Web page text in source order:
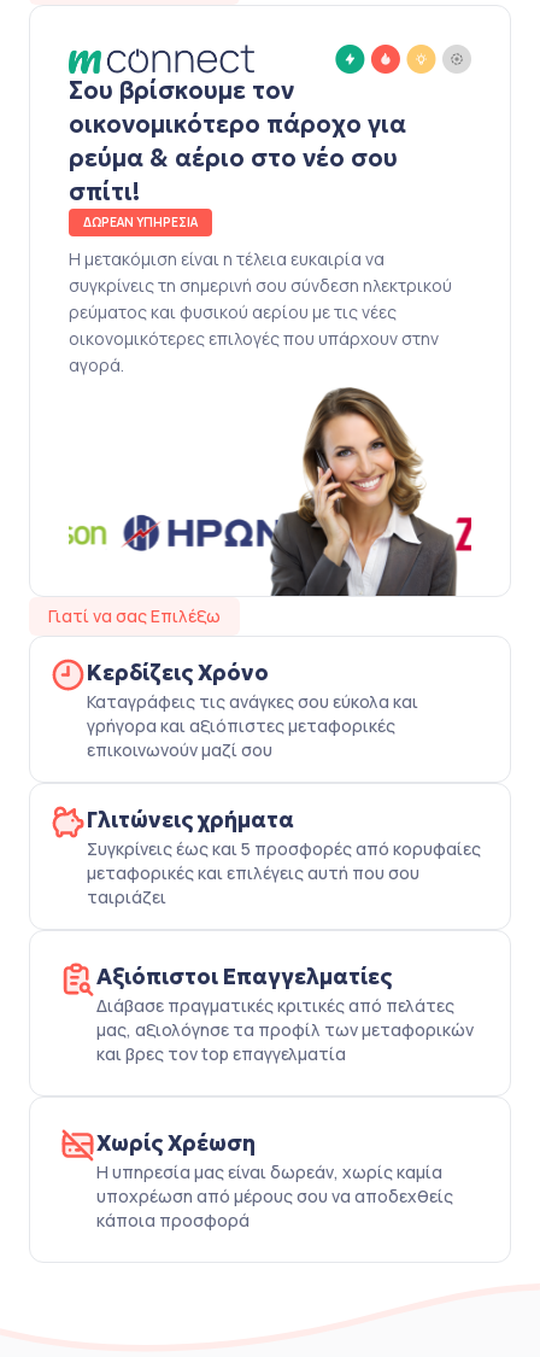
Σου βρίσκουμε τον
οικονομικότερο πάροχο για
ρεύμα & αέριο στο νέο σου
σπίτι!
ΔΩΡΕΑΝ ΥΠΗΡΕΣΙΑ
Η μετακόμιση είναι η τέλεια ευκαιρία να
συγκρίνεις τη σημερινή σου σύνδεση ηλεκτρικού
ρεύματος και φυσικού αερίου με τις νέες
οικονομικότερες επιλογές που υπάρχουν στην
αγορά.
Γιατί να σας Επιλέξω
Κερδίζεις Χρόνο
Καταγράφεις τις ανάγκες σου εύκολα και
γρήγορα και αξιόπιστες μεταφορικές
επικοινωνούν μαζί σου
Γλιτώνεις χρήματα
Συγκρίνεις έως και 5 προσφορές από κορυφαίες
μεταφορικές και επιλέγεις αυτή που σου
ταιριάζει
Αξιόπιστοι Επαγγελματίες
Διάβασε πραγματικές κριτικές από πελάτες
μας, αξιολόγησε τα προφίλ των μεταφορικών
και βρες τον top επαγγελματία
Χωρίς Χρέωση
Η υπηρεσία μας είναι δωρεάν, χωρίς καμία
υποχρέωση από μέρους σου να αποδεχθείς
κάποια προσφορά